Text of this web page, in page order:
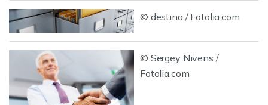
© destina / Fotolia.com
© Sergey Nivens /
Fotolia.com